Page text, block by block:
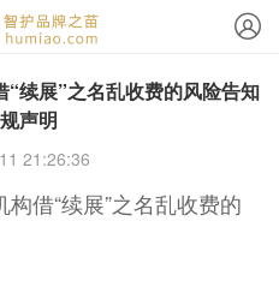
续展”之名乱收费的风险告知
声明
21:26:36
借“续展”之名乱收费的